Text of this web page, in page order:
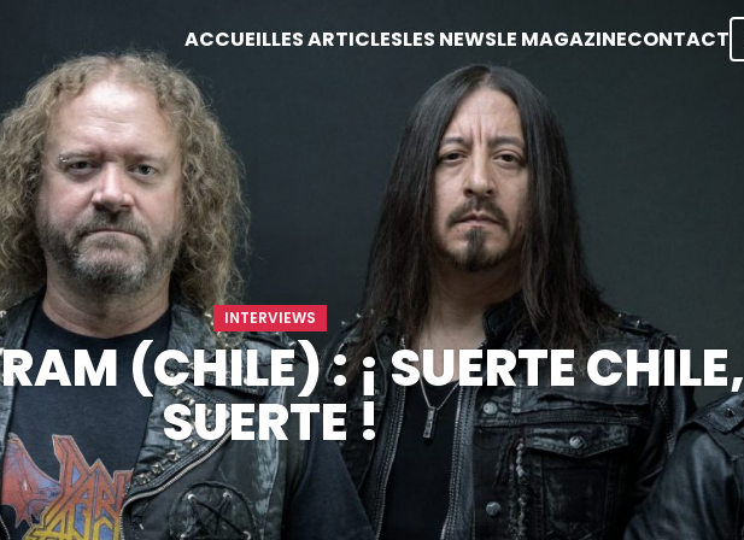
ACCUEILLES ARTICLESLES NEWSLE MAGAZINECONTACT
INTERVIEWS
(CHILE) : ¡ SUERTE CHILE,
SUERTE !